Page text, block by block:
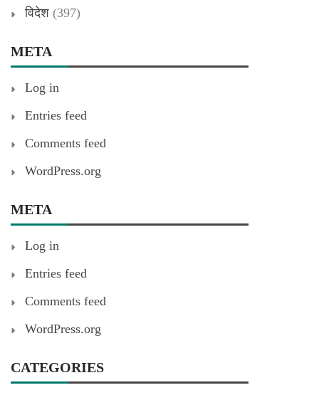
विदेश (397)
META
Log in
Entries feed
Comments feed
WordPress.org
META
Log in
Entries feed
Comments feed
WordPress.org
CATEGORIES